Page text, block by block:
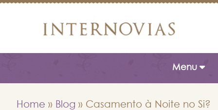
Toggle
Menu
Home » Blog » Casamento à Noite no Si?